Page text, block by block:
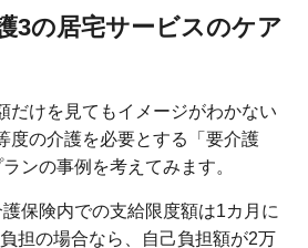
3の居宅サービスのケア
だけを見てもイメージがわかない
度の介護を必要とする「要介護
ンの事例を考えてみます。
保険内での支給限度額は1カ月に
担の場合なら、自己負担額が2万